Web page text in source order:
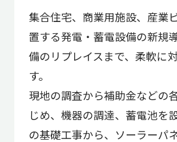
集合住宅、商業用施設、産業
置する発電・蓄電設備の新規
備のリプレイスまで、柔軟に
す。
現地の調査から補助金などの
じめ、機器の調達、蓄電池を
の基礎工事から、ソーラーパ